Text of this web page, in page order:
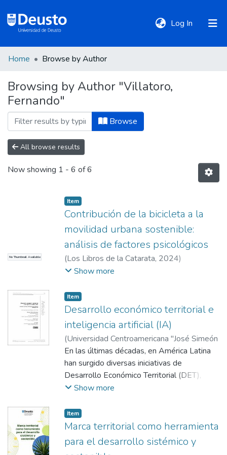
Log In (current)
Communities
&
Collections
All of DSpace
Home Browse by Author
Browsing by Author "Villatoro,
Fernando"
Browse
All browse results
Now showing 1 - 6 of 6
No Thumbnail Available
Item
Contribución de la bicicleta a la
movilidad urbana sostenible:
análisis de factores psicológicos
(Los Libros de la Catarata, 2024)
Monteagudo Sánchez, María Jesús
Fernando
Show more
Item
Desarrollo económico territorial e
inteligencia artificial (IA)
(Universidad Centroamericana "José Simeón
Cañas",2023-06-30)Villatoro, Fernando
En las últimas décadas, en América Latina
han surgido diversas iniciativas de
Desarrollo Económico Territorial (DET),
impulsadas a partir de enfoques de
consideran el DET como un proceso de
crecimiento multidimensional y cambio
estructural en un territorio. Esto ha
establecido un marco epistemológico para
Show more
Item
Marca territorial como herramienta
para el desarrollo sistémico y